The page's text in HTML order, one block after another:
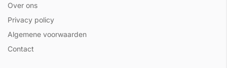
Over ons
Privacy policy
Algemene voorwaarden
Contact